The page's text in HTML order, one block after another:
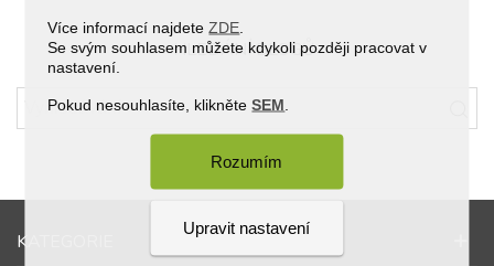
Více informací najdeteZDE
Se svým souhlasem můžete kdykoli později pracovat v
nastavení.
Pokud nesouhlasíte, klikněteSEM
Rozumím
Upravit nastavení
HLEDÁNÍ BLOGŮ
KATEGORIE